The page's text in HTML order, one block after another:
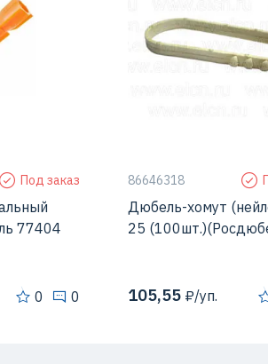
Под заказ
77404
0 0
86646318
Дюбель-хомут
25
105,55 ₽/уп.